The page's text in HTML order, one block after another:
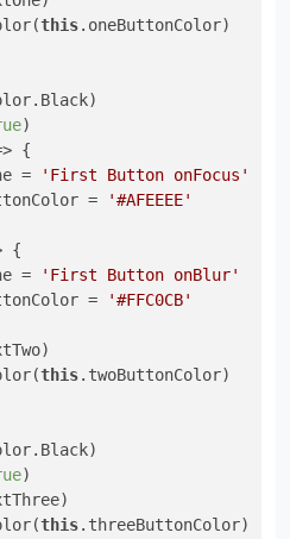
this.oneButtonColor)
)
{
=
'First Button onFocus'
=
'#AFEEEE'
{
=
'First Button onBlur'
=
'#FFC0CB'
this.twoButtonColor)
)
this.threeButtonColor)